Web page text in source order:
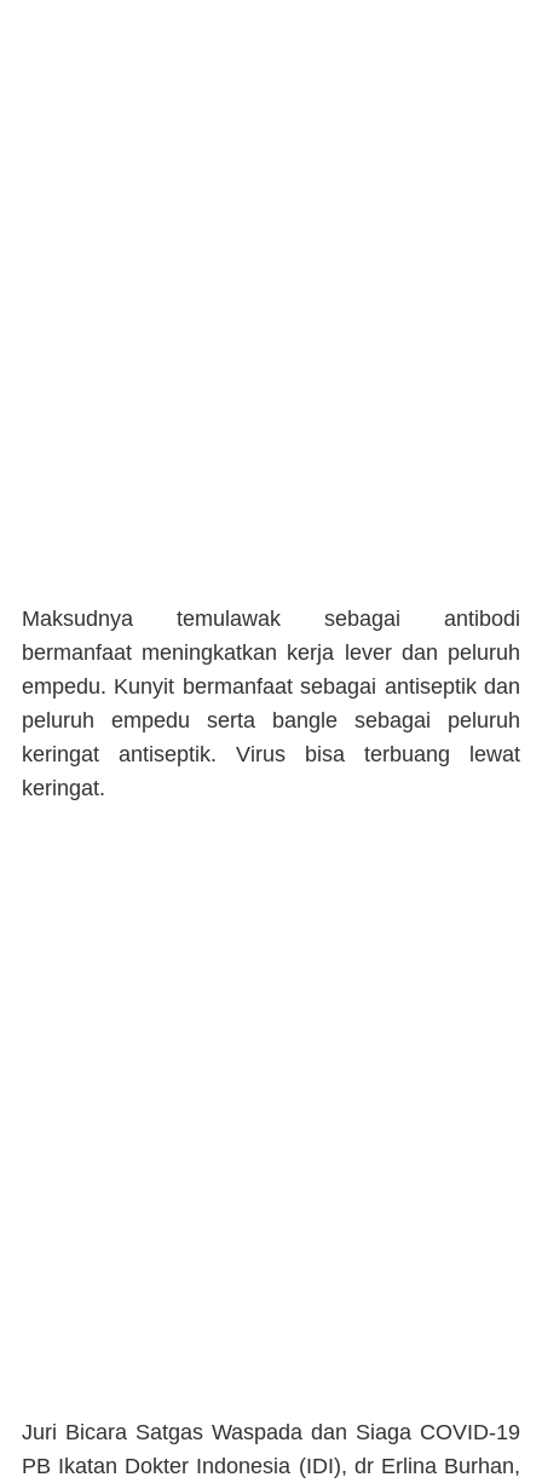
Maksudnya temulawak sebagai antibodi
bermanfaat meningkatkan kerja lever dan peluruh
empedu. Kunyit bermanfaat sebagai antiseptik dan
peluruh empedu serta bangle sebagai peluruh
keringat antiseptik. Virus bisa terbuang lewat
keringat.
Juri Bicara Satgas Waspada dan Siaga COVID-19
PB Ikatan Dokter Indonesia (IDI), dr Erlina Burhan,